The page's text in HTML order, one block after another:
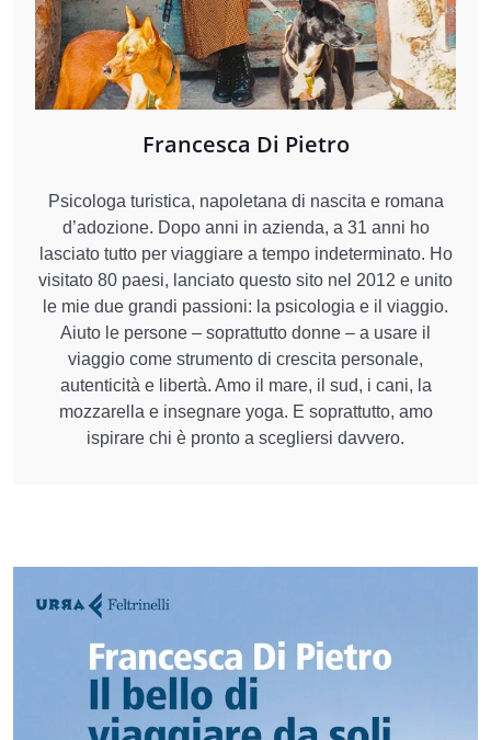
Francesca Di Pietro
Psicologa turistica, napoletana di nascita e romana
d’adozione. Dopo anni in azienda, a 31 anni ho
lasciato tutto per viaggiare a tempo indeterminato. Ho
visitato 80 paesi, lanciato questo sito nel 2012 e unito
le mie due grandi passioni: la psicologia e il viaggio.
Aiuto le persone – soprattutto donne – a usare il
viaggio come strumento di crescita personale,
autenticità e libertà. Amo il mare, il sud, i cani, la
mozzarella e insegnare yoga. E soprattutto, amo
ispirare chi è pronto a scegliersi davvero.